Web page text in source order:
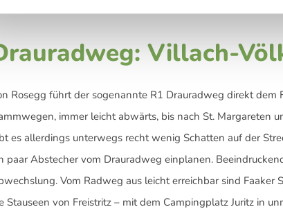
Villach-
Rosegg führt der sogenannte R1 Drauradweg direkt
immer leicht abwärts, bis nach St. Margareten
es allerdings unterwegs recht wenig Schatten auf der
paar Abstecher vom Drauradweg einplanen.
Vom Radweg aus leicht erreichbar sind Faaker
Stauseen von Freistritz – mit dem Campingplatz Juritz in